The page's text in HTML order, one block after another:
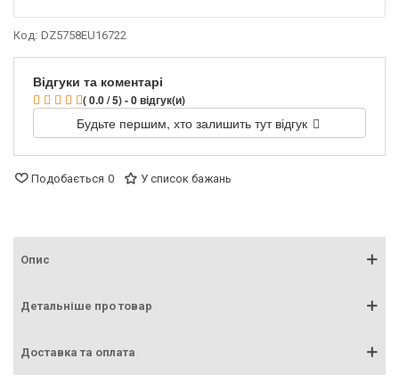
Код: DZ5758EU16722
Відгуки та коментарі
( 0.0 / 5) - 0 відгук(и)
Будьте першим, хто залишить тут відгук
Подобається 0 У список бажань
Опис
Детальніше про товар
Доставка та оплата